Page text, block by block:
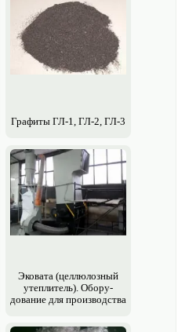
Графиты ГЛ-1, ГЛ-2, ГЛ-3
Эковата (целлюлозный
утеплитель). Обору­
дование для производства